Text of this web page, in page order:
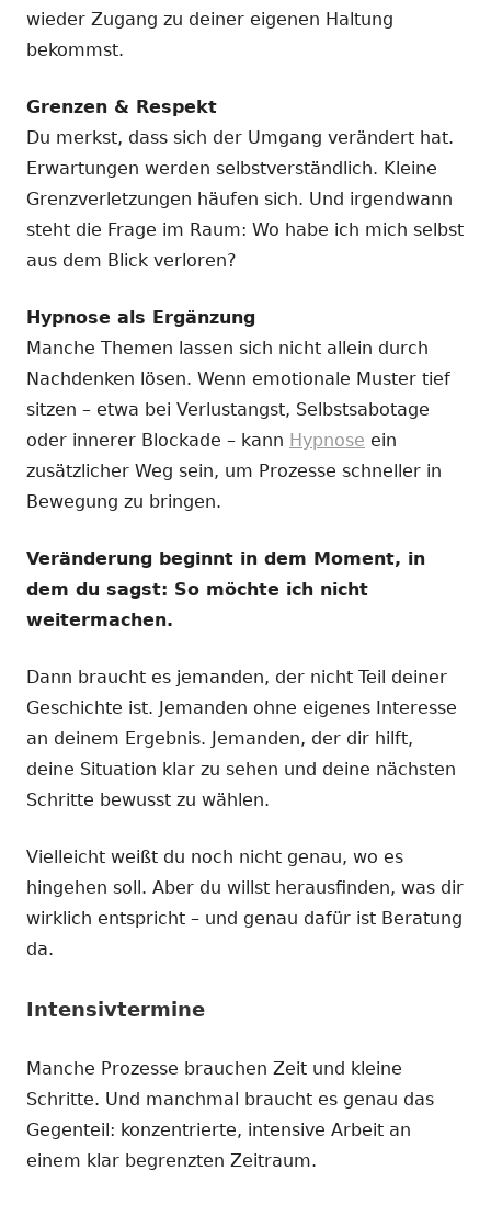
wieder Zugang zu deiner eigenen Haltung
bekommst.
Grenzen & Respekt
Du merkst, dass sich der Umgang verändert hat.
Erwartungen werden selbstverständlich. Kleine
Grenzverletzungen häufen sich. Und irgendwann
steht die Frage im Raum: Wo habe ich mich selbst
aus dem Blick verloren?
Hypnose als Ergänzung
Manche Themen lassen sich nicht allein durch
Nachdenken lösen. Wenn emotionale Muster tief
sitzen – etwa bei Verlustangst, Selbstsabotage
oder innerer Blockade – kann Hypnose ein
zusätzlicher Weg sein, um Prozesse schneller in
Bewegung zu bringen.
Veränderung beginnt in dem Moment, in
dem du sagst: So möchte ich nicht
weitermachen.
Dann braucht es jemanden, der nicht Teil deiner
Geschichte ist. Jemanden ohne eigenes Interesse
an deinem Ergebnis. Jemanden, der dir hilft,
deine Situation klar zu sehen und deine nächsten
Schritte bewusst zu wählen.
Vielleicht weißt du noch nicht genau, wo es
hingehen soll. Aber du willst herausfinden, was dir
wirklich entspricht – und genau dafür ist Beratung
da.
Intensivtermine
Manche Prozesse brauchen Zeit und kleine
Schritte. Und manchmal braucht es genau das
Gegenteil: konzentrierte, intensive Arbeit an
einem klar begrenzten Zeitraum.